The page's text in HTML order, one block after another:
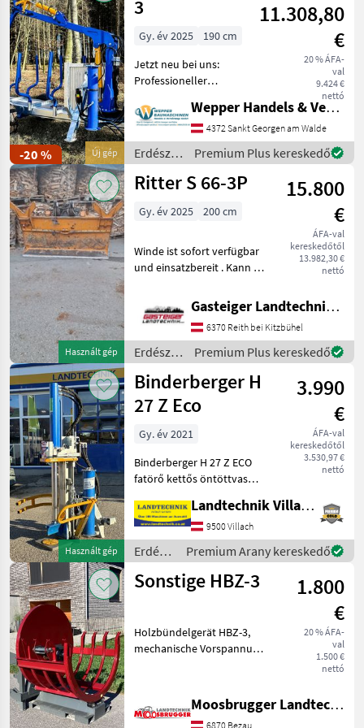
Sonstige
-20 % Új gép
3
11.308,80
€
20 % ÁFA-
val
9.424 €
nettó
Gy. év 2025
190 cm
Jetzt neu bei uns:
Professioneller
Binderberger! Ideal für
Kleintraktoren, Quads oder
Buggys – kompakt, robust
und leistungsstark. Modell:
A
Wepper Handels & Vermietungs GmbH
4372 Sankt Georgen am Walde
Erdészeti
és
faipari
Binderberger
Premium Plus kereskedő
Használt gép
Ritter S 66-3P
15.800
€
ÁFA-val
kereskedőtől
13.982,30 €
nettó
Gy. év 2025 200 cm
Winde ist sofort verfügbar
und einsatzbereit . Kann auf
Seilausstoß HBC-Funk
Kötélbevezető görgő:
Kötélbeveze
Gasteiger Landtechnik GmbH
6370 Reith bei Kitzbühel
Erdészeti
és
faipari
gépek /
Ritter
Premium Plus kereskedő
Használt gép
Binderberger H
27 Z Eco
3.990
€
ÁFA-val
kereskedőtől
3.530,97 €
nettó
Gy. év 2021
Binderberger H 27 Z ECO
fatörő kettős öntöttvas
kétkezes vezérléssel,
hárompontos
felszereléssel, mechanikus
rönkemelővel,
forgótányérral é
Landtechnik Villach GmbH
9500 Villach
Erdészeti
és
faipari
Premium Arany kereskedő
Sonstige HBZ-3
1.800
€
20 % ÁFA-
val
1.500 €
nettó
Holzbündelgerät HBZ-3,
mechanische Vorspannung,
Stapleraufnahme,
Euroaufnahme,
Moosbrugger Landtechnik GmbH
6870 Bezau